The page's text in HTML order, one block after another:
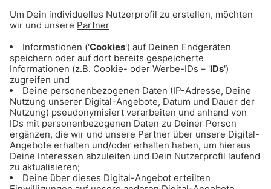
Mio. globalen Streams und über 160 Mio. TikTok
Views. Das offizielle Video zeigt über 28 Mio.
YouTube Views.
27.03.2023